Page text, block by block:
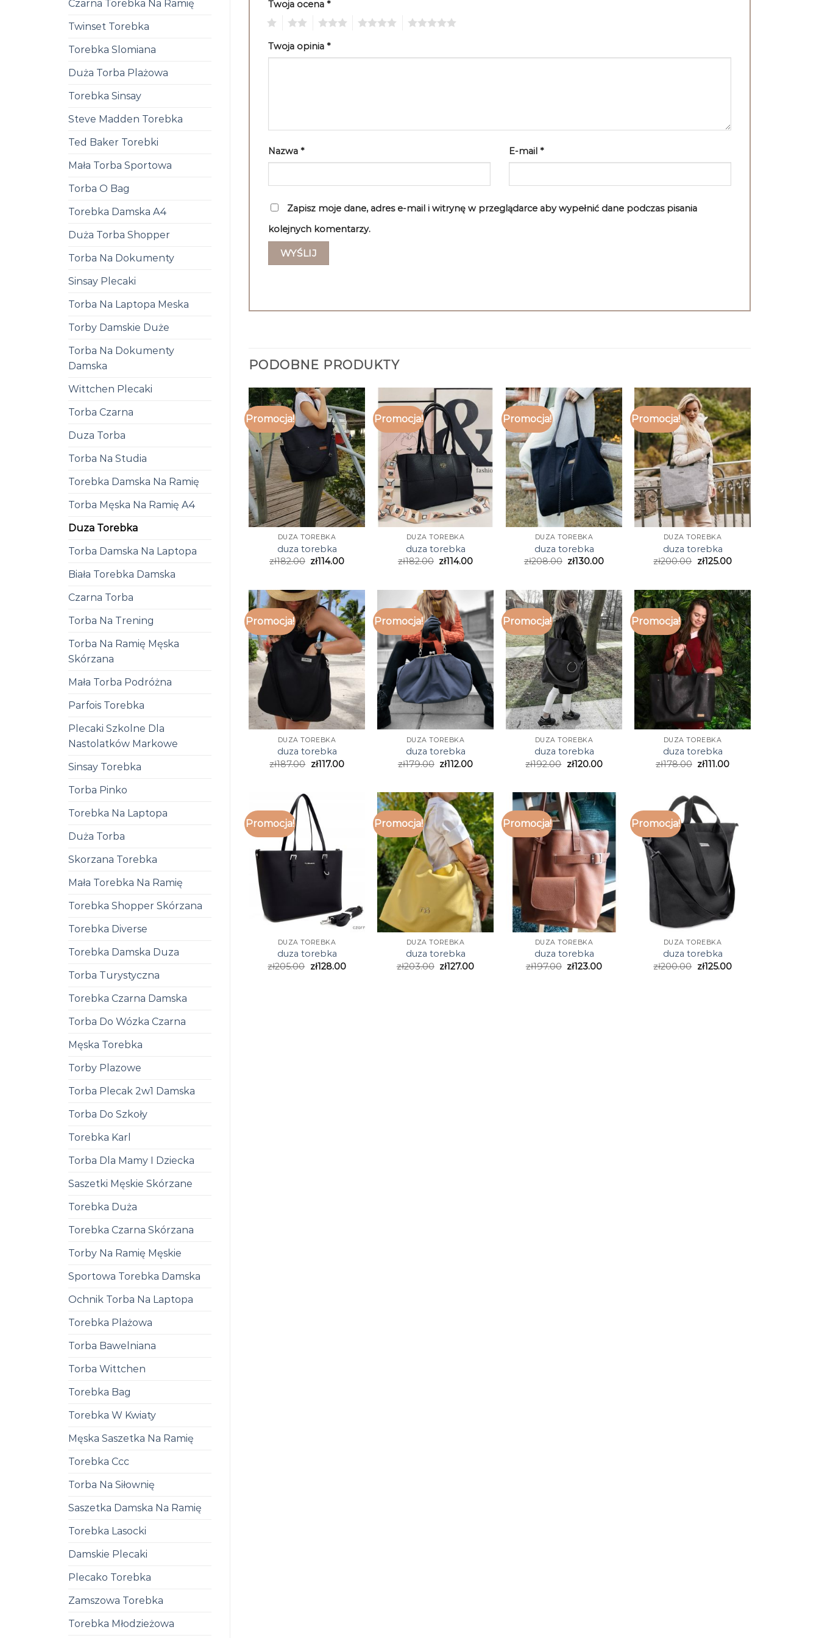
Czarna Torebka Na Ramię
Twinset Torebka
Torebka Slomiana
Duża Torba Plażowa
Torebka Sinsay
Steve Madden Torebka
Ted Baker Torebki
Mała Torba Sportowa
Torba O Bag
Torebka Damska A4
Duża Torba Shopper
Torba Na Dokumenty
Sinsay Plecaki
Torba Na Laptopa Meska
Torby Damskie Duże
Torba Na Dokumenty
Damska
Wittchen Plecaki
Torba Czarna
Duza Torba
Torba Na Studia
Torebka Damska Na Ramię
Torba Męska Na Ramię A4
Duza Torebka
Torba Damska Na Laptopa
Biała Torebka Damska
Czarna Torba
Torba Na Trening
Torba Na Ramię Męska
Skórzana
Mała Torba Podróżna
Parfois Torebka
Plecaki Szkolne Dla
Nastolatków Markowe
Sinsay Torebka
Torba Pinko
Torebka Na Laptopa
Duża Torba
Skorzana Torebka
Mała Torebka Na Ramię
Torebka Shopper Skórzana
Torebka Diverse
Torebka Damska Duza
Torba Turystyczna
Torebka Czarna Damska
Torba Do Wózka Czarna
Męska Torebka
Torby Plazowe
Torba Plecak 2w1 Damska
Torba Do Szkoły
Torebka Karl
Torba Dla Mamy I Dziecka
Saszetki Męskie Skórzane
Torebka Duża
Torebka Czarna Skórzana
Torby Na Ramię Męskie
Sportowa Torebka Damska
Ochnik Torba Na Laptopa
Torebka Plażowa
Torba Bawelniana
Torba Wittchen
Torebka Bag
Torebka W Kwiaty
Męska Saszetka Na Ramię
Torebka Ccc
Torba Na Siłownię
Saszetka Damska Na Ramię
Torebka Lasocki
Damskie Plecaki
Plecako Torebka
Zamszowa Torebka
Torebka Młodzieżowa
Twoja ocena *
Twoja opinia *
Nazwa * E-mail *
Zapisz moje dane, adres e-mail i witrynę w przeglądarce aby wypełnić dane podczas pisania
kolejnych komentarzy.
PODOBNE PRODUKTY
Promocja!
DUZA TOREBKA
duza torebka
zł182.00 zł114.00
Promocja!
DUZA TOREBKA
duza torebka
zł182.00 zł114.00
Promocja!
DUZA TOREBKA
duza torebka
zł208.00 zł130.00
Promocja!
DUZA TOREBKA
duza torebka
zł200.00 zł125.00
Promocja!
DUZA TOREBKA
duza torebka
zł187.00 zł117.00
Promocja!
DUZA TOREBKA
duza torebka
zł179.00 zł112.00
Promocja!
DUZA TOREBKA
duza torebka
zł192.00 zł120.00
Promocja!
DUZA TOREBKA
duza torebka
zł178.00 zł111.00
Promocja!
DUZA TOREBKA
duza torebka
zł205.00 zł128.00
Promocja!
DUZA TOREBKA
duza torebka
zł203.00 zł127.00
Promocja!
DUZA TOREBKA
duza torebka
zł197.00 zł123.00
Promocja!
DUZA TOREBKA
duza torebka
zł200.00 zł125.00